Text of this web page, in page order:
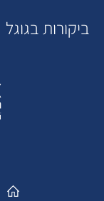
ביקורות בגוגל